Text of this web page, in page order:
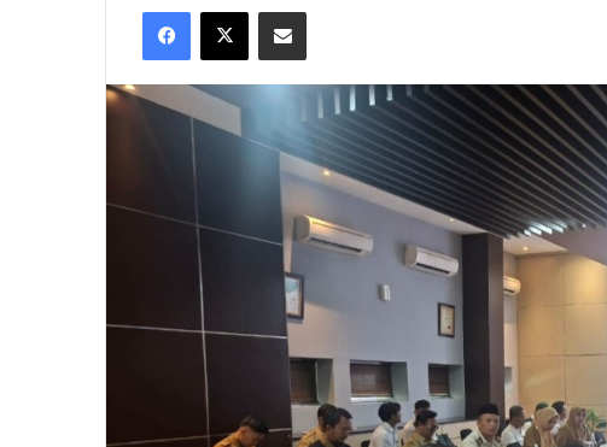
email
Facebook
X Share via Email